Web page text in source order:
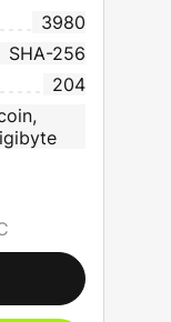
3980
SHA-256
204